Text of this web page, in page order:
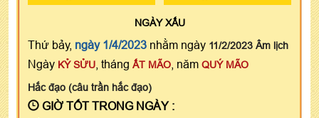
NGÀYXẤU
Thứ bảy, ngày 1/4/2023 nhằm ngày 11/2/2023 Âm lịch
Ngày KỶ SỬU , tháng ẤT MÃO , năm QUÝ MÃO
Hắc đạo (câu trần hắc đạo)
GIỜ TỐT TRONG NGÀY :